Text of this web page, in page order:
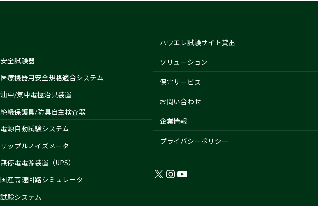
安全試験器
医療機器用安全規格適合システム
油中/気中電極治具装置
絶縁保護具/防具自主検査器
電源自動試験システム
リップルノイズメータ
無停電電源装置（UPS）
国産高速回路シミュレータ
試験システム
パワエレ試験サイト貸出
ソリューション
保守サービス
お問い合わせ
企業情報
プライバシーポリシー
X Instagram
YouTube